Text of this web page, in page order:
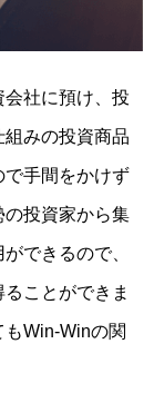
社に預け、投
みの投資商品
で手間をかけず
の投資家から集
できるので、
ことができま
もWin-Winの関